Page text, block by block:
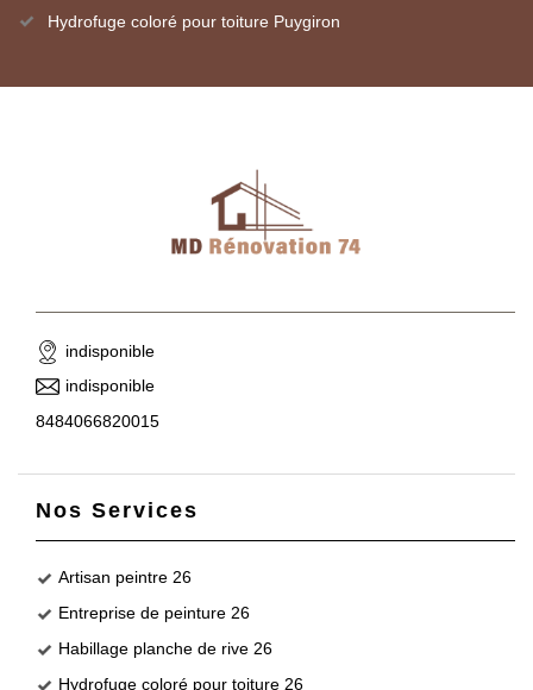
Hydrofuge coloré pour toiture Puygiron
indisponible
indisponible
8484066820015
Nos Services
Artisan peintre 26
Entreprise de peinture 26
Habillage planche de rive 26
Hydrofuge coloré pour toiture 26